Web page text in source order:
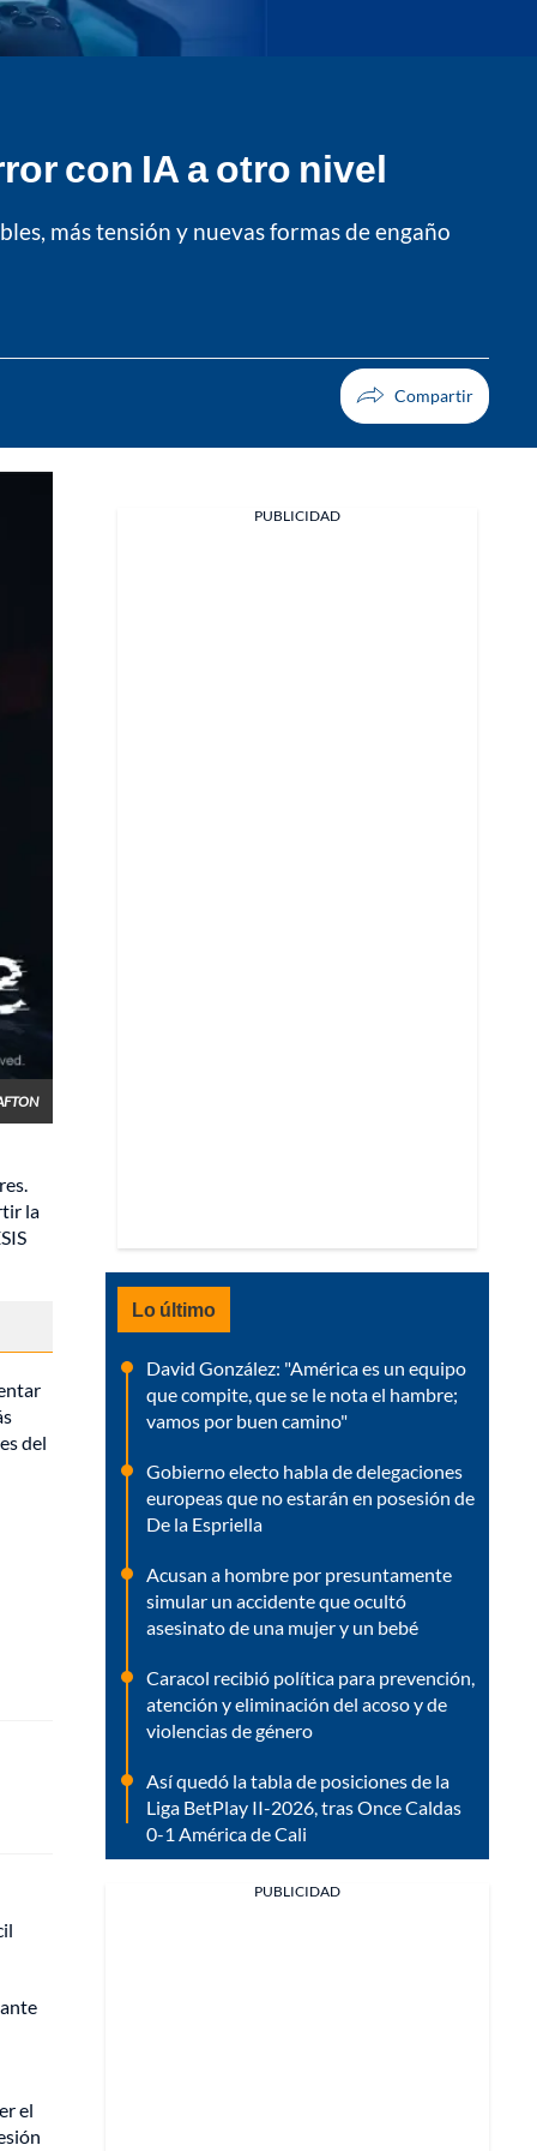
con IA a otro nivel
más tensión y nuevas formas de engaño
la
del
el
PUBLICIDAD
Lo último
David González: "América es un equipo
que compite, que se le nota el hambre;
vamos por buen camino"
Gobierno electo habla de delegaciones
europeas que no estarán en posesión de
De la Espriella
Acusan a hombre por presuntamente
simular un accidente que ocultó
asesinato de una mujer y un bebé
Caracol recibió política para prevención,
atención y eliminación del acoso y de
violencias de género
Así quedó la tabla de posiciones de la
Liga BetPlay II-2026, tras Once Caldas
0-1 América de Cali
PUBLICIDAD